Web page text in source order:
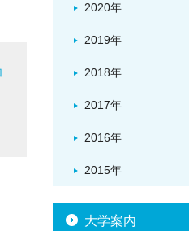
2020年
2019年
2018年
2017年
2016年
2015年
大学案内